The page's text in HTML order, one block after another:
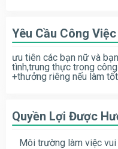
Yêu Cầu Công Việc
ưu tiên các bạn nữ và
tình,trung thực trong
+thưởng riêng nếu làm
Quyền Lợi Được
Môi trường làm việc